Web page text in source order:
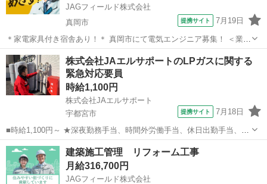
JAGフィールド株式会社
真岡市
提携サイト 7月19日
＊家電家具付き宿舎あり！＊ 真岡市にて電気エンジニア募集！ ＜業務
内容＞ 安全管理・工程管理・品質管理 写真管理 書類作成など ＜お任
せするプロジェクト＞ 店舗新築工事 電気の分野をお任せします。 ＜
採用...
栃木 真岡市 その他
株式会社JAエルサポートのLPガスに関する
緊急対応要員
時給1,100円
株式会社JAエルサポート
宇都宮市
提携サイト 7月18日
■時給1,100円～ ★深夜勤務手当、時間外労働手当、休日出勤手当、通
勤手当 ■県中支店（栃木県宇都宮市川田町1033-2） ■アルバイト
■【LPガスに関する緊急対応要員（県中支店）】安心のJAグループで
のお仕事！ ■...
栃木 宇都宮市 その他
建築施工管理 リフォーム工事
月給316,700円
JAGフィールド株式会社